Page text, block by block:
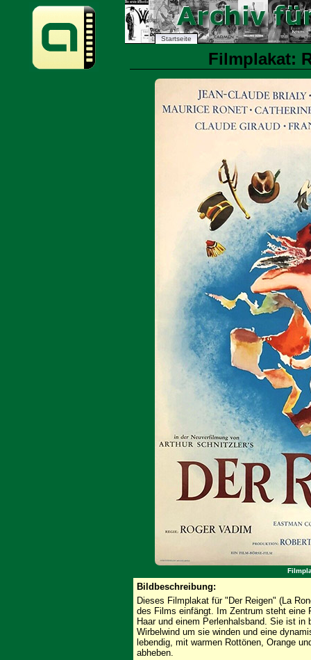
Startseite
Filmplakat:
Bildbeschreibung:
Dieses Filmplakat für "Der Reigen" (La
des Films einfängt. Im Zentrum steht eine
Haar und einem Perlenhalsband. Sie ist
Wirbelwind um sie winden und eine
lebendig, mit warmen Rottönen, Orange
abheben.